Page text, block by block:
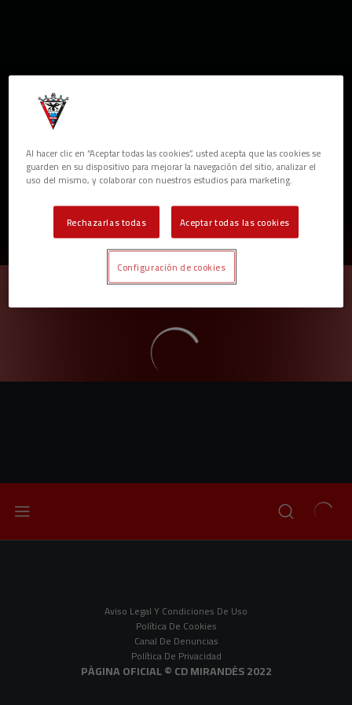
MEJI
POSICIÓN
2º ENTRENADOR
PARTIDOS
0 GOLES
0 ASISTENCIAS
Aviso Legal Y Condiciones De Uso
Política De Cookies
Canal De Denuncias
Política De Privacidad
PÀGINA OFICIAL © CD MIRANDÉS 2022
Al hacer clic en “Aceptar todas las cookies”, usted acepta que las cookies se
guarden en su dispositivo para mejorar la navegación del sitio, analizar el
uso del mismo, y colaborar con nuestros estudios para marketing.
Rechazarlas todas Aceptar todas las cookies
Configuración de cookies